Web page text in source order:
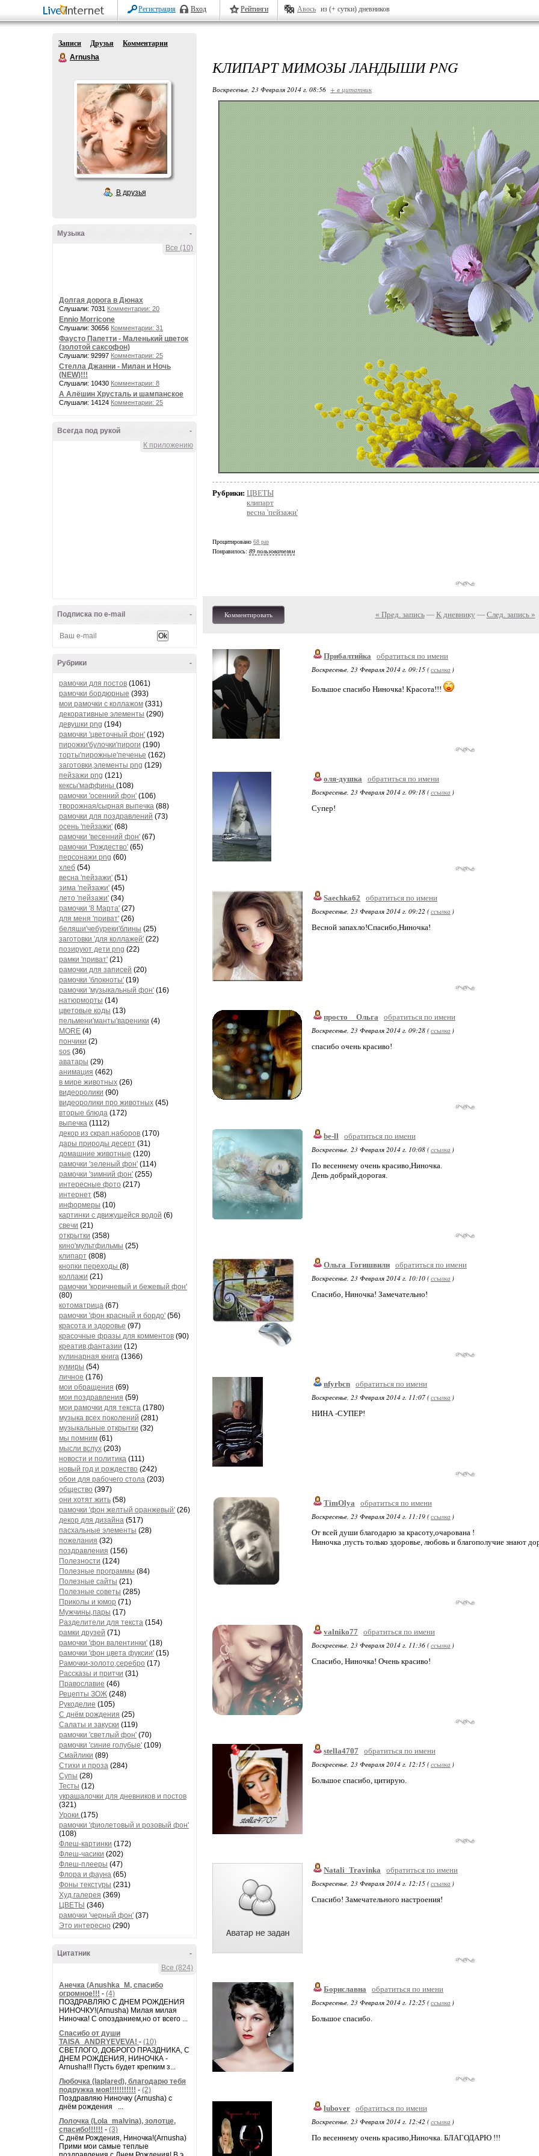
Регистрация Вход Рейтинги Авось из (+ сутки) дневников
Записи Друзья
Комментарии
Arnusha
В друзья
-
Музыка
Все (10)
Долгая дорога в Дюнах
Слушали: 7031 Комментарии: 20
Ennio Morricone
Слушали: 30656 Комментарии: 31
Фаусто Папетти - Маленький цветок
(золотой саксофон)
Слушали: 92997 Комментарии: 25
Стелла Джанни - Милан и Ночь
(NEW)!!!
Слушали: 10430 Комментарии: 8
А Алёшин Хрусталь и шампанское
Слушали: 14124 Комментарии: 25
-
Всегда под рукой
К приложению
-
Подписка по e-mail
-
Рубрики
рамочки для постов (1061)
рамочки бордюрные (393)
мои рамочки с коллажом (331)
декоративные элементы (290)
девушки png (194)
рамочки 'цветочный фон' (192)
пирожки'булочки'пироги (190)
торты'пирожные'печенье (162)
заготовки,элементы png (129)
пейзажи png (121)
кексы'маффины (108)
рамочки 'осенний фон' (106)
творожная/сырная выпечка (88)
рамочки для поздравлений (73)
осень 'пейзажи' (68)
рамочки 'весенний фон' (67)
рамочки 'Рождество' (65)
персонажи png (60)
хлеб (54)
весна 'пейзажи' (51)
зима 'пейзажи' (45)
лето 'пейзажи' (34)
рамочки '8 Марта' (27)
для меня 'приват' (26)
беляши'чебуреки'блины (25)
заготовки 'для коллажей' (22)
позируют дети png (22)
рамки 'приват' (21)
рамочки для записей (20)
рамочки 'блокноты' (19)
рамочки 'музыкальный фон' (16)
натюрморты (14)
цветовые коды (13)
пельмени'манты'вареники (4)
MORE (4)
пончики (2)
sos (36)
аватары (29)
анимация (462)
в мире животных (26)
видеоролики (90)
видеоролики про животных (45)
вторые блюда (172)
выпечка (1112)
декор из скрап.наборов (170)
дары природы десерт (31)
домашние животные (120)
рамочки 'зеленый фон' (114)
рамочки 'зимний фон' (255)
интересные фото (217)
интернет (58)
информеры (10)
картинки с движущейся водой (6)
свечи (21)
открытки (358)
кино'мультфильмы (25)
клипарт (808)
кнопки переходы (8)
коллажи (21)
рамочки 'коричневый и бежевый фон'
(80)
котоматрица (67)
рамочки 'фон красный и бордо' (56)
красота и здоровье (97)
красочные фразы для комментов (90)
креатив,фантазии (12)
кулинарная книга (1366)
кумиры (54)
личное (176)
мои обращения (69)
мои поздравления (59)
мои рамочки для текста (1780)
музыка всех поколений (281)
музыкальные открытки (32)
мы помним (61)
мысли вслух (203)
новости и политика (111)
новый год и рождество (242)
обои для рабочего стола (203)
общество (397)
они хотят жить (58)
рамочки 'фон желтый оранжевый' (26)
декор для дизайна (517)
пасхальные элементы (28)
пожелания (32)
поздравления (156)
Полезности (124)
Полезные программы (84)
Полезные сайты (21)
Полезные советы (285)
Приколы и юмор (71)
Мужчины,пары (17)
Разделители для текста (154)
рамки друзей (71)
рамочки 'фон валентинки' (18)
рамочки 'фон цвета фуксии' (15)
Рамочки-золото,серебро (17)
Рассказы и притчи (31)
Православие (46)
Рецепты ЗОЖ (248)
Рукоделие (105)
С днём рождения (25)
Салаты и закуски (119)
рамочки 'светлый фон' (70)
рамочки 'синие голубые' (109)
Смайлики (89)
Стихи и проза (284)
Супы (28)
Тесты (12)
украшалочки для дневников и постов
(321)
Уроки (175)
рамочки 'фиолетовый и розовый фон'
(108)
Флеш-картинки (172)
Флеш-часики (202)
Флеш-плееры (47)
Флора и фауна (65)
Фоны текстуры (231)
Худ.галерея (369)
ЦВЕТЫ (346)
рамочки 'черный фон' (37)
Это интересно (290)
-
Цитатник
Все (824)
Анечка (Anushka_M, спасибо
огромное!!! - (4)
ПОЗДРАВЛЯЮ С ДНЕМ РОЖДЕНИЯ
НИНОЧКУ!(Arnusha) Милая милая
Ниночка! С опозданием,но от всего ...
Спасибо от души
TAISA_ANDRYEVEVA! - (10)
СВЕТЛОГО, ДОБРОГО ПРАЗДНИКА, С
ДНЕМ РОЖДЕНИЯ, НИНОЧКА -
Arnusha!!! Пусть будет крепким з...
Любочка (laplared), благодарю тебя
подружка моя!!!!!!!!!!! - (2)
Поздравляю Ниночку (Arnusha) с
днём рождения ...
Лолочка (Lola_malvina), золотце,
спасибо!!!!!! - (3)
С днём Рождения, Ниночка!(Аrnusha)
Прими мои самые теплые
КЛИПАРТ МИМОЗЫ ЛАНДЫШИ PNG
Воскресенье, 23 Февраля 2014 г. 08:56 + в цитатник
Рубрики: ЦВЕТЫ
клипарт
весна 'пейзажи'
Процитировано 68 раз
Понравилось: 89 пользователям
Комментировать « Пред. запись— К дневнику — След. запись »
Прибалтийка
обратиться по имени
Воскресенье, 23 Февраля 2014 г. 09:15 (ссылка )
Большое спасибо Ниночка! Красота!!!
оля-душка
обратиться по имени
Воскресенье, 23 Февраля 2014 г. 09:18 (ссылка )
Супер!
Saechka62
обратиться по имени
Воскресенье, 23 Февраля 2014 г. 09:22 (ссылка )
Весной запахло!Спасибо,Ниночка!
просто__Ольга
обратиться по имени
Воскресенье, 23 Февраля 2014 г. 09:28 (ссылка )
спасибо очень красиво!
be-ll обратиться по имени
Воскресенье, 23 Февраля 2014 г. 10:08 (ссылка )
По весеннему очень красиво,Ниночка.
День добрый,дорогая.
Ольга_Гогишвили обратиться по имени
Воскресенье, 23 Февраля 2014 г. 10:10 (ссылка )
Спасибо, Ниночка! Замечательно!
nfyrbcn обратиться по имени
Воскресенье, 23 Февраля 2014 г. 11:07 (ссылка )
НИНА -СУПЕР!
TimOlya
обратиться по имени
Воскресенье, 23 Февраля 2014 г. 11:19 (ссылка )
От всей души благодарю за красоту,очарована !
Ниночка ,пусть только здоровье, любовь и благополучие знают
valniko77
обратиться по имени
Воскресенье, 23 Февраля 2014 г. 11:36 (ссылка )
Спасибо, Ниночка! Очень красиво!
stella4707
обратиться по имени
Воскресенье, 23 Февраля 2014 г. 12:15 (ссылка )
Большое спасибо, цитирую.
Natali_Travinka
обратиться по имени
Воскресенье, 23 Февраля 2014 г. 12:15 (ссылка )
Спасибо! Замечательного настроения!
Бориславна
обратиться по имени
Воскресенье, 23 Февраля 2014 г. 12:25 (ссылка )
Большое спасибо.
lubover обратиться по имени
Воскресенье, 23 Февраля 2014 г. 12:42 (ссылка )
По весеннему очень красиво,Ниночка. БЛАГОДАРЮ !!!